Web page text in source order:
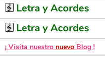
Letra y Acordes
Letra y Acordes
¡ Visita nuestro nuevo Blog !